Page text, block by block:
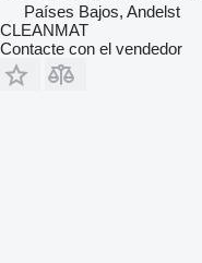
Países Bajos, Andelst
CLEANMAT
Contacte con el vendedor